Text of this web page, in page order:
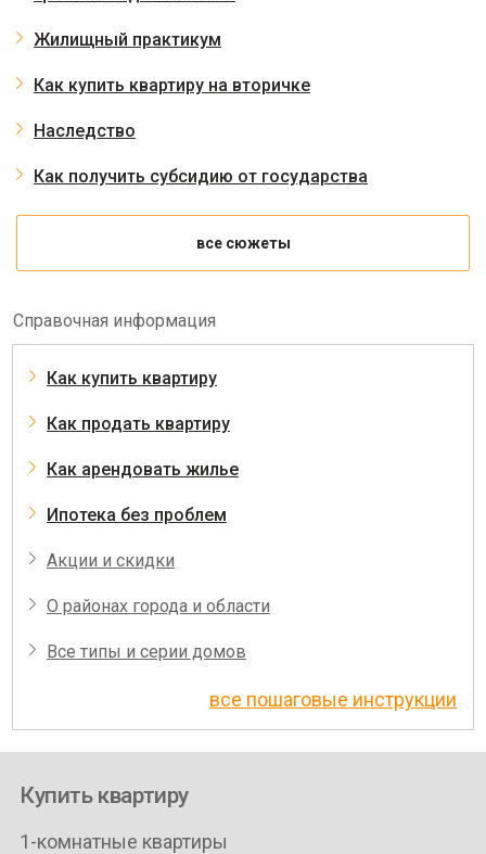
Жилищный практикум
Как купить квартиру на вторичке
Наследство
Как получить субсидию от государства
все сюжеты
Справочная информация
Как купить квартиру
Как продать квартиру
Как арендовать жилье
Ипотека без проблем
Акции и скидки
О районах города и области
Все типы и серии домов
все пошаговые инструкции
Купить квартиру
1-комнатные квартиры